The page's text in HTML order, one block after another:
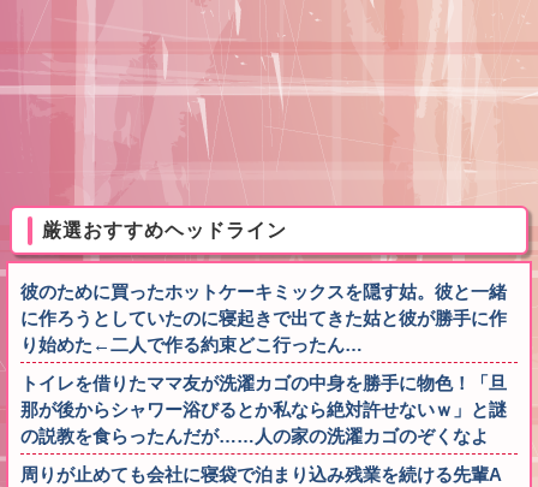
厳選おすすめヘッドライン
彼のために買ったホットケーキミックスを隠す姑。彼と一緒
に作ろうとしていたのに寝起きで出てきた姑と彼が勝手に作
り始めた←二人で作る約束どこ行ったん…
トイレを借りたママ友が洗濯カゴの中身を勝手に物色！「旦
那が後からシャワー浴びるとか私なら絶対許せないｗ」と謎
の説教を食らったんだが……人の家の洗濯カゴのぞくなよ
周りが止めても会社に寝袋で泊まり込み残業を続ける先輩A